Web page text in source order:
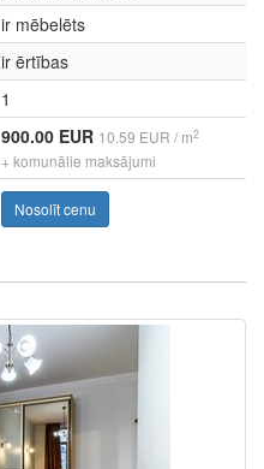
ir mēbelēts
ir ērtības
1
900.00 EUR 10.59 EUR / m2
+ komunālie maksājumi
Nosolīt cenu